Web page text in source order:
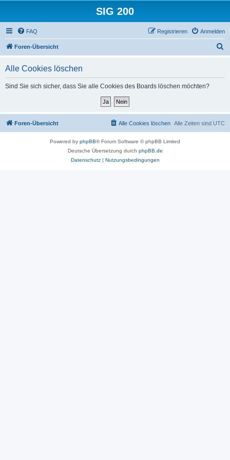
SIG 200
FAQ Anmelden
Registrieren
Foren-Übersicht
Alle Cookies löschen
Sind Sie sich sicher, dass Sie alle Cookies des Boards löschen möchten?
Foren-Übersicht Alle Zeiten sind UTC
Alle Cookies löschen
Powered by phpBB® Forum Software © phpBB Limited
Deutsche Übersetzung durch phpBB.de
Datenschutz| Nutzungsbedingungen